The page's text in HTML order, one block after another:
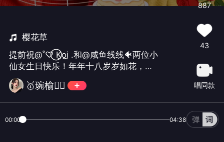
樱花草
提前祝@˚♡⃝ K̼o̼i̼ .和@咸鱼线线🐠两位小
仙女生日快乐！年年十八岁岁如花，愿
你们有钱花随便花，平凡的日子也闪着
甜甜的光。#祝两位妹妹生日快乐#
🥇琬榆🧚‍♀️
887
43
唱同款
00:00 04:38